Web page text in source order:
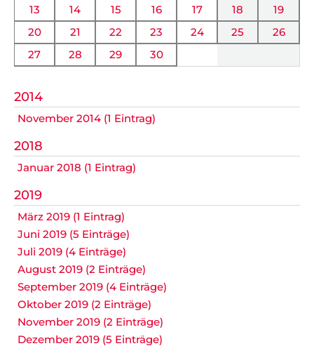
13
14 15 16 17 18
19
20
21 22 23 24 25
26
27
28 29 30
2014
November 2014 (1 Eintrag)
2018
Januar 2018 (1 Eintrag)
2019
März 2019 (1 Eintrag)
Juni 2019 (5 Einträge)
Juli 2019 (4 Einträge)
August 2019 (2 Einträge)
September 2019 (4 Einträge)
Oktober 2019 (2 Einträge)
November 2019 (2 Einträge)
Dezember 2019 (5 Einträge)
VEREIN
Vereinssatzung
Schutzkonzept
Impressum
Datenschutz
KOOPERATIONEN
Nicht das Richtige gefunden?
Bitte nehmen Sie Kontakt mit uns auf. Wir helfen
gerne weiter.
post@svo.germaringen.de
Navigation
überspringen
Anfahrt Impressum